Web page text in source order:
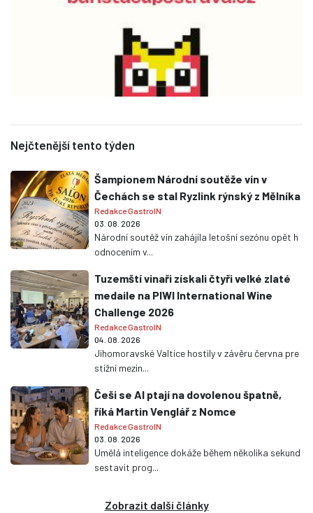
Nejčtenější tento týden
Šampionem Národní soutěže vín v
Čechách se stal Ryzlink rýnský z Mělníka
Redakce GastroIN
03. 08. 2026
Národní soutěž vín zahájila letošní sezónu opět h
odnocením v...
Tuzemští vinaři získali čtyři velké zlaté
medaile na PIWI International Wine
Challenge 2026
Redakce GastroIN
04. 08. 2026
Jihomoravské Valtice hostily v závěru června pre
stižní mezin...
Češi se AI ptají na dovolenou špatně,
říká Martin Venglář z Nomce
Redakce GastroIN
03. 08. 2026
Umělá inteligence dokáže během několika sekund
sestavit prog...
Zobrazit další články